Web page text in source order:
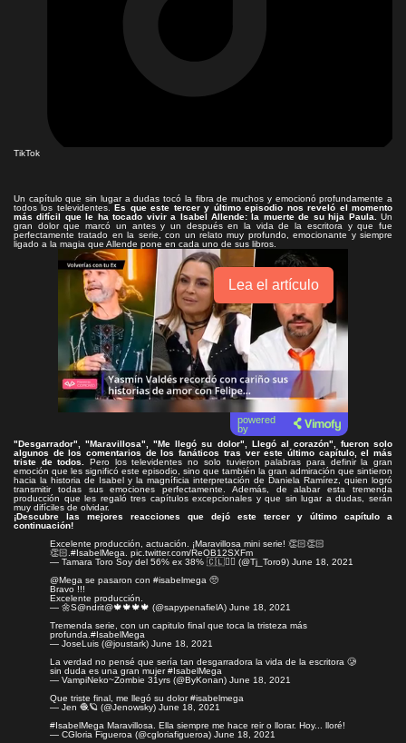
TikTok
Un capítulo que sin lugar a dudas tocó la fibra de muchos y emocionó profundamente a
todos los televidentes.Es que este tercer y último episodio nos reveló el momento
más difícil que le ha tocado vivir a Isabel Allende: la muerte de su hija Paula.
Un
gran dolor que marcó un antes y un después en la vida de la escritora y que fue
perfectamente tratado en la serie, con un relato muy profundo, emocionante y siempre
ligado a la magia que Allende pone en cada uno de sus libros.
Lea el artículo
powered
by
"Desgarrador", "Maravillosa", "Me llegó su dolor", Llegó al corazón", fueron solo
algunos de los comentarios de los fanáticos tras ver este último capítulo, el más
triste de todos.
Pero los televidentes no solo tuvieron palabras para definir la gran
emoción que les significó este episodio, sino que también la gran admiración que sintieron
hacia la historia de Isabel y la magníficia interpretación de Daniela Ramírez, quien logró
transmitir todas sus emociones perfectamente. Además, de alabar esta tremenda
producción que les regaló tres capítulos excepcionales y que sin lugar a dudas, serán
muy difíciles de olvidar.
¡Descubre las mejores reacciones que dejó este tercer y último capítulo a
continuación!
Excelente producción, actuación. ¡Maravillosa mini serie! 👏🏻👏🏻
👏🏻. #IsabelMega
pic.twitter.com/ReOB12SXFm
— Tamara Toro Soy del 56% ex 38% 🇨🇱✊🏻 (@Tj_Toro9) June 18, 2021
@Mega se pasaron con #isabelmega 🥺
Bravo !!!
Excelente producción.
— 🌼S@ndrit@🍁🍁🍁🍁 (@sapypenafielA) June 18, 2021
Tremenda serie, con un capitulo final que toca la tristeza más
profunda. #IsabelMega
— JoseLuis (@joustark) June 18, 2021
La verdad no pensé que sería tan desgarradora la vida de la escritora 🥲
sin duda es una gran mujer#IsabelMega
— VampiNeko~Zombie 31yrs (@ByKonan) June 18, 2021
Que triste final, me llegó su dolor#isabelmega
— Jen 🧶🪐 (@Jenowsky) June 18, 2021
#IsabelMega Maravillosa. Ella siempre me hace reir o llorar. Hoy... lloré!
— CGloria Figueroa (@cgloriafigueroa) June 18, 2021